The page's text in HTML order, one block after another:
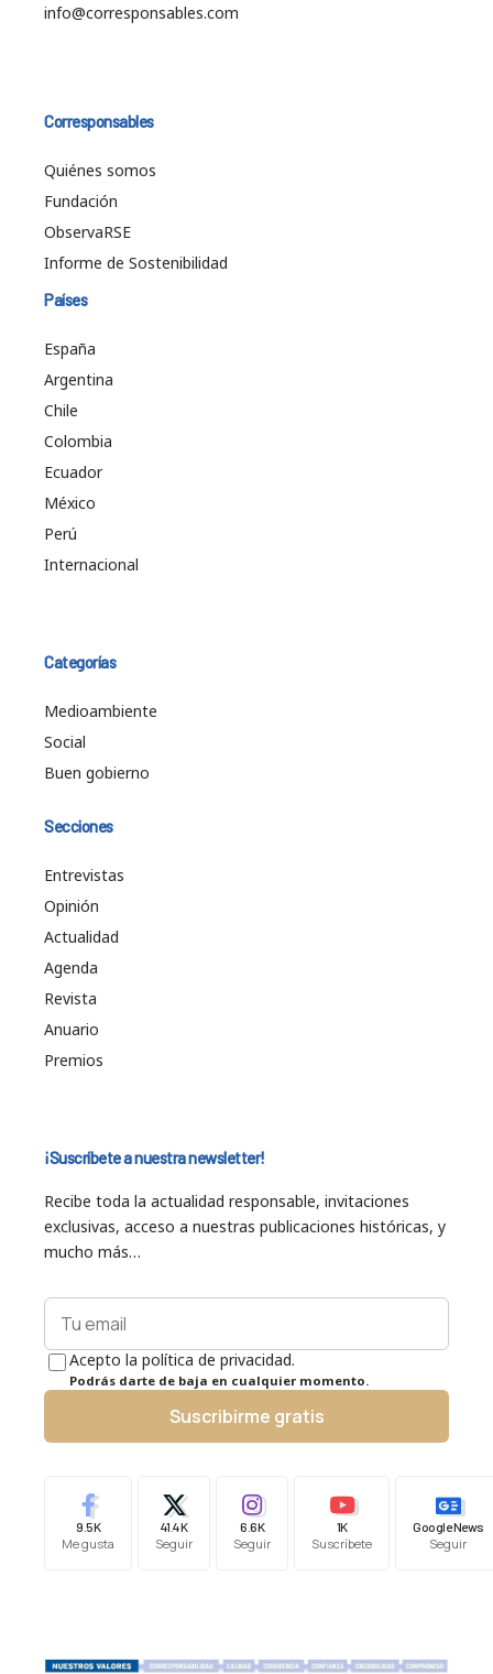
info@corresponsables.com
Corresponsables
Quiénes somos
Fundación
ObservaRSE
Informe de Sostenibilidad
Países
España
Argentina
Chile
Colombia
Ecuador
México
Perú
Internacional
Categorías
Medioambiente
Social
Buen gobierno
Secciones
Entrevistas
Opinión
Actualidad
Agenda
Revista
Anuario
Premios
¡Suscríbete a nuestra newsletter!
Recibe toda la actualidad responsable, invitaciones
exclusivas, acceso a nuestras publicaciones históricas, y
mucho más…
Acepto la política de privacidad.
Podrás darte de baja en cualquier momento.
Suscribirme gratis
9.5K
Me gusta
41.4K
Seguir
6.6K
Seguir
1K
Suscríbete
Google News
Seguir